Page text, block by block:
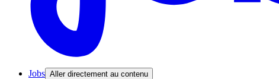
Jobs Aller directement au contenu